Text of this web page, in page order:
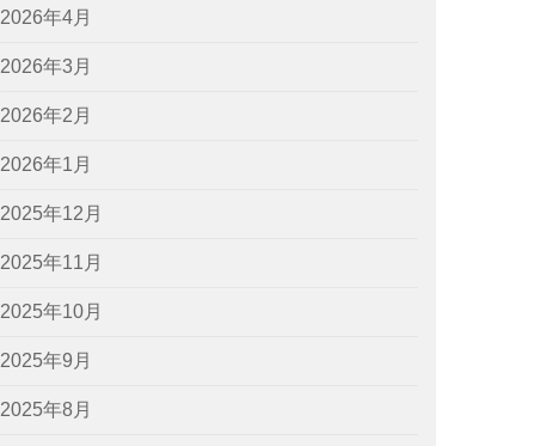
2026年4月
2026年3月
2026年2月
2026年1月
2025年12月
2025年11月
2025年10月
2025年9月
2025年8月